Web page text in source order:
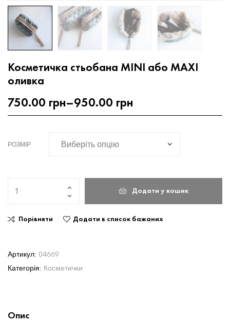
Косметичка стьобана MINI або MAXI
оливка
750.00 грн–950.00 грн
РОЗМІР
Додати у кошик
Порівняти Додати в список бажаних
Артикул: 04669
Категорія: Косметички
Опис